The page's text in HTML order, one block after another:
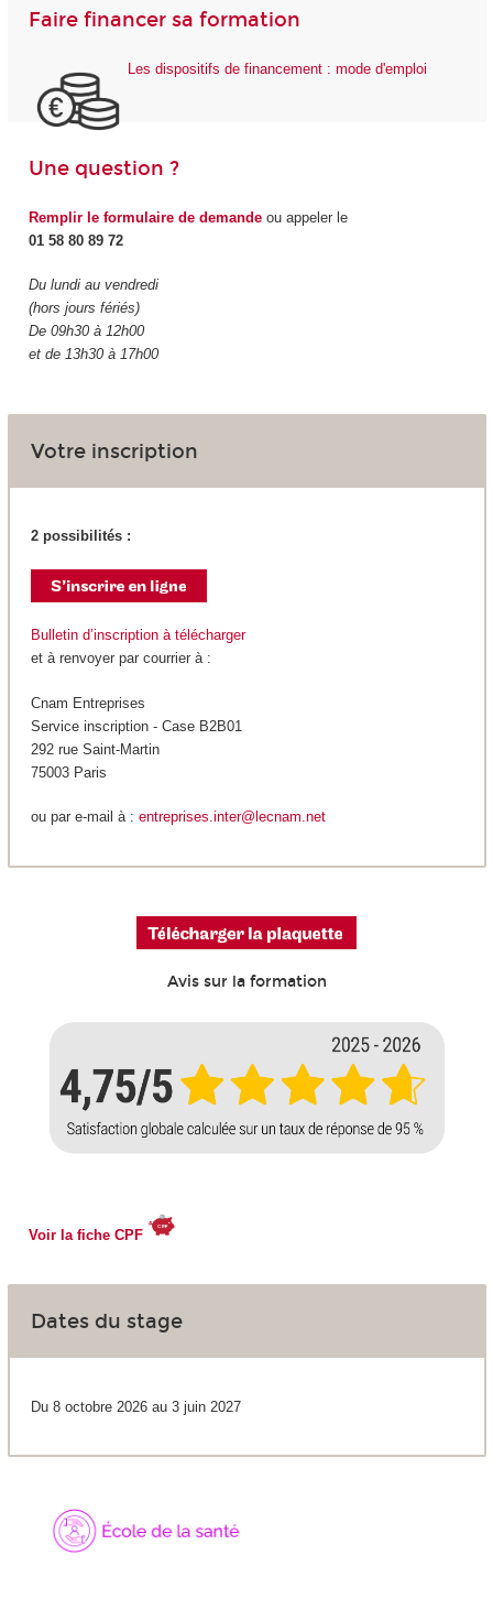
Faire financer sa formation
Les dispositifs de financement : mode d'emploi
Une question ?
Remplir le formulaire de demandeou appeler le
01 58 80 89 72
Du lundi au vendredi
(hors jours fériés)
De 09h30 à 12h00
et de 13h30 à 17h00
Votre inscription
2 possibilités :
Bulletin d’inscription à télécharger
et à renvoyer par courrier à :
Cnam Entreprises
Service inscription - Case B2B01
292 rue Saint-Martin
75003 Paris
ou par e-mail à : entreprises.inter@lecnam.net
Avis sur la formation
Voir la fiche CPF
Dates du stage
Du 8 octobre 2026 au 3 juin 2027